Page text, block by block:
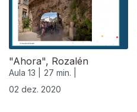
"Ahora", Rozalén
Aula 13 |
27 min. |
02 dez. 2020